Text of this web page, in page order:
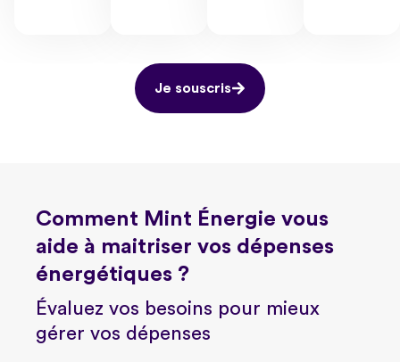
Je souscris
Comment Mint Énergie vous
aide à maitriser vos dépenses
énergétiques ?
Évaluez vos besoins pour mieux
gérer vos dépenses